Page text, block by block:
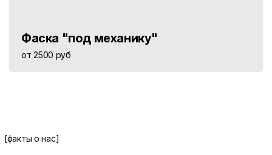
Фаска "под механику"
от 2500 руб
[факты о нас]